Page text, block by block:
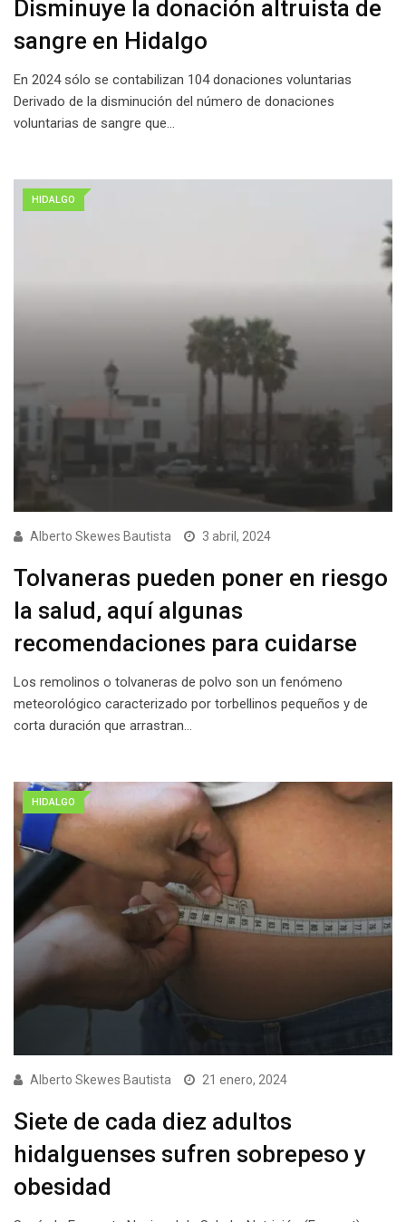
Disminuye la donación altruista de
sangre en Hidalgo
En 2024 sólo se contabilizan 104 donaciones voluntarias
Derivado de la disminución del número de donaciones
voluntarias de sangre que…
HIDALGO
Alberto Skewes Bautista 3 abril, 2024
Tolvaneras pueden poner en riesgo
la salud, aquí algunas
recomendaciones para cuidarse
Los remolinos o tolvaneras de polvo son un fenómeno
meteorológico caracterizado por torbellinos pequeños y de
corta duración que arrastran…
HIDALGO
Alberto Skewes Bautista 21 enero, 2024
Siete de cada diez adultos
hidalguenses sufren sobrepeso y
obesidad